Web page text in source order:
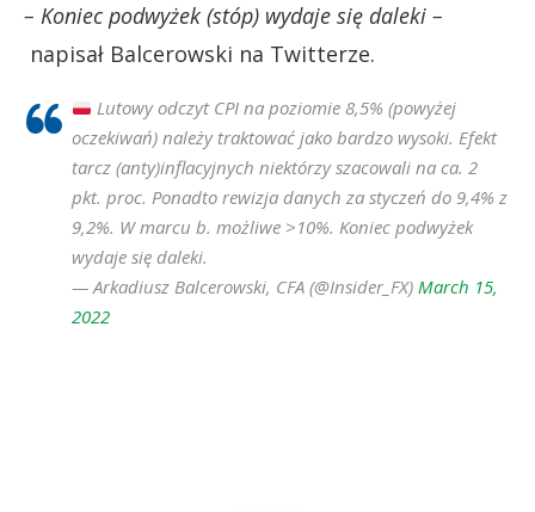
– Koniec podwyżek (stóp) wydaje się daleki –
napisał Balcerowski na Twitterze.
Lutowy odczyt CPI na poziomie 8,5% (powyżej
oczekiwań) należy traktować jako bardzo wysoki. Efekt
tarcz (anty)inflacyjnych niektórzy szacowali na ca. 2
pkt. proc. Ponadto rewizja danych za styczeń do 9,4% z
9,2%. W marcu b. możliwe >10%. Koniec podwyżek
wydaje się daleki.
— Arkadiusz Balcerowski, CFA (@Insider_FX) March 15,
2022